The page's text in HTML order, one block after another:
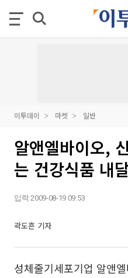
이투데이 마켓 일반
알앤엘바이오,
는 건강식품 내
입력 2009-08-19 09:53
곽도흔 기자
성체줄기세포기업 알앤